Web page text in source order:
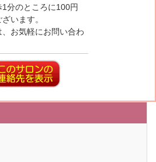
分のところに100円
います。
お気軽にお問い合わ